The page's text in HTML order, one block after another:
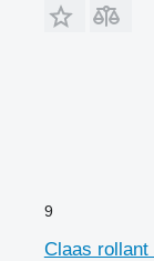
9
Claas rollant